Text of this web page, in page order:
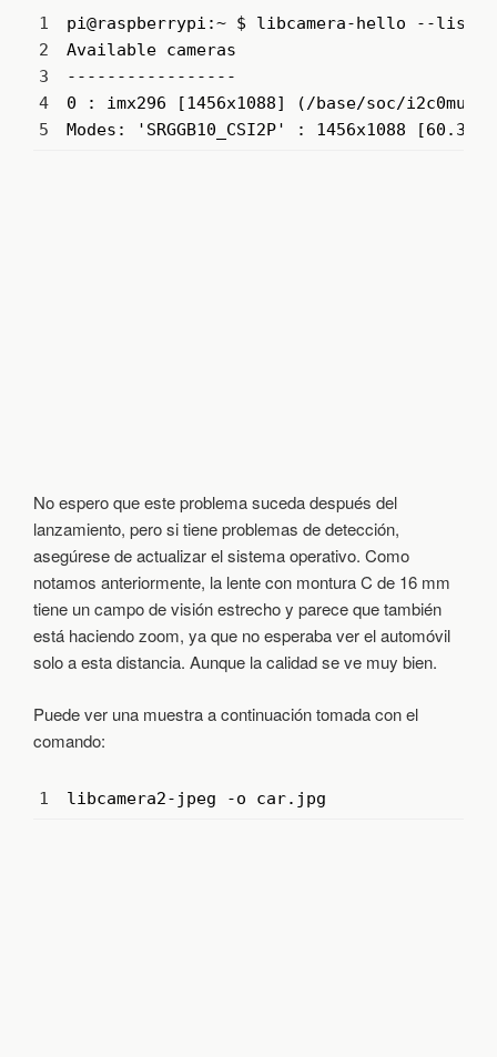
1
2
3
4
5
pi@raspberrypi :~ $ libcamera-hello --list
Available cameras
-- -- -- -- -- -- -- -- -
0
: imx296 [1456x1088] (/base/soc/i2c0mux
Modes : 'SRGGB10_CSI2P' : 1456x1088 [60.38
No espero que este problema suceda después del
lanzamiento, pero si tiene problemas de detección,
asegúrese de actualizar el sistema operativo. Como
notamos anteriormente, la lente con montura C de 16 mm
tiene un campo de visión estrecho y parece que también
está haciendo zoom, ya que no esperaba ver el automóvil
solo a esta distancia. Aunque la calidad se ve muy bien.
Puede ver una muestra a continuación tomada con el
comando:
1 libcamera2- jpeg -o car. jpg